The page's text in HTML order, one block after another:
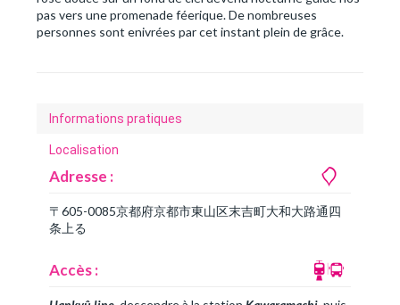
pas vers une promenade féerique. De nombreuses
personnes sont enivrées par cet instant plein de grâce.
Informations pratiques
Localisation
Adresse :
〒605-0085京都府京都市東山区末吉町大和大路通四
条上る
Accès :